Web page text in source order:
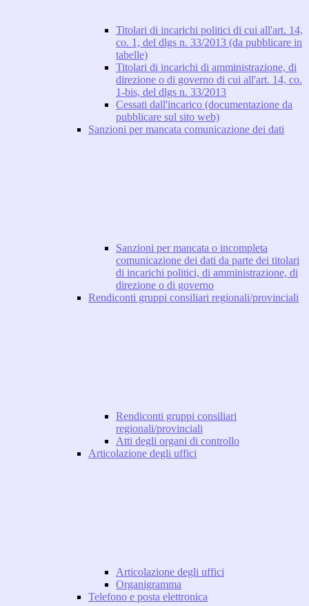
Titolari di incarichi politici di cui all'art. 14,
co. 1, del dlgs n. 33/2013 (da pubblicare in
tabelle)
Titolari di incarichi di amministrazione, di
direzione o di governo di cui all'art. 14, co.
1-bis, del dlgs n. 33/2013
Cessati dall'incarico (documentazione da
pubblicare sul sito web)
Sanzioni per mancata comunicazione dei dati
Sanzioni per mancata o incompleta
comunicazione dei dati da parte dei titolari
di incarichi politici, di amministrazione, di
direzione o di governo
Rendiconti gruppi consiliari regionali/provinciali
Rendiconti gruppi consiliari
regionali/provinciali
Atti degli organi di controllo
Articolazione degli uffici
Articolazione degli uffici
Organigramma
Telefono e posta elettronica